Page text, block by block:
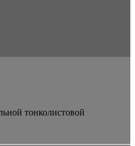
тонколистовой